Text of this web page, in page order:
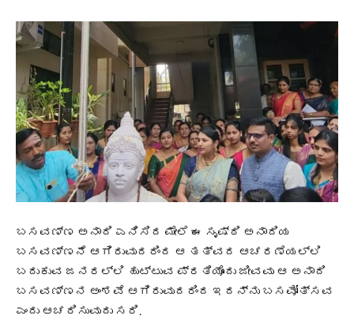
ಬಸವಣ್ಣ ಅನಾದಿ ಎನಿಸಿದ ಮೇಲೆ ಈ ಸೃಷ್ಠಿ ಅನಾದಿಯ
ಬಸವಣ್ಣನೆ ಆಗಿರುವುದರಿಂದ ಆ ತತ್ವದ ಆಚರಣೆಯಲ್ಲಿ
ಬದುಕುವ ಜನರಲ್ಲಿ ಹುಟ್ಟುವ ಪ್ರತಿಯೊಂದು ಜೀವವು ಆ ಅನಾದಿ
ಬಸವಣ್ಣನ ಅಂಶವೆ ಆಗಿರುವುದರಿಂದ ಇದನ್ನು ಬಸವೋತ್ಸವ
ಎಂದು ಆಚರಿಸುವುದು ಸರಿ.